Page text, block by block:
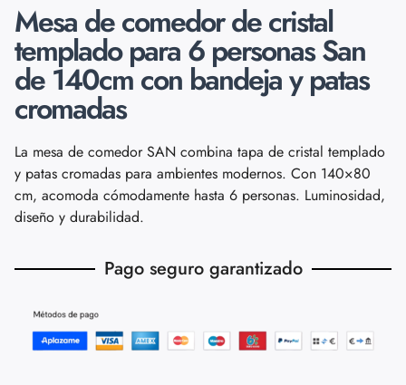
Mesa de comedor de cristal
templado para 6 personas San
de 140cm con bandeja y patas
cromadas
La mesa de comedor SAN combina tapa de cristal templado
y patas cromadas para ambientes modernos. Con 140×80
cm, acomoda cómodamente hasta 6 personas. Luminosidad,
diseño y durabilidad.
Pago seguro garantizado